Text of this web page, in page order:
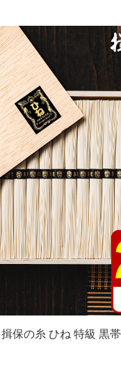
保の糸 ひね 特級 黒帯